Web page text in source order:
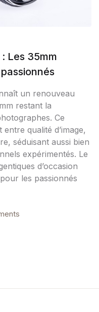
Les 35mm
un renouveau
restant la
Ce
qualité d’image,
séduisant aussi bien
expérimentés. Le
d’occasion
les passionnés